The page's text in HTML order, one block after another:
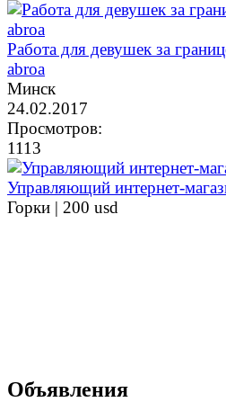
Работа для девушек за
abroa
Минск
24.02.2017
Просмотров:
1113
Управляющий интернет-
Горки | 200 usd
Объявления